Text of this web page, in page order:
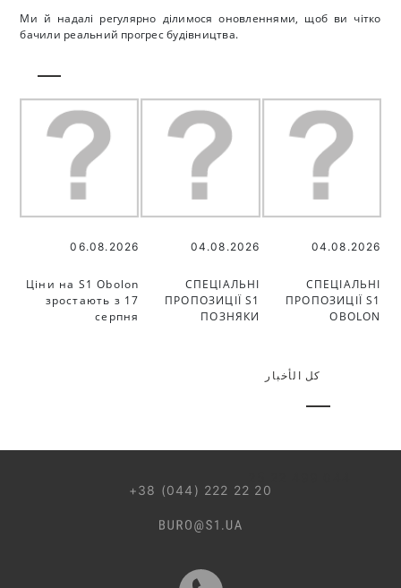
Ми й надалі регулярно ділимося оновленнями, щоб ви чітко
бачили реальний прогрес будівництва.
06.08.2026
Ціни на S1 Obolon
зростають з 17
серпня
04.08.2026
СПЕЦІАЛЬНІ
ПРОПОЗИЦІЇ S1
ПОЗНЯКИ
04.08.2026
СПЕЦІАЛЬНІ
ПРОПОЗИЦІЇ S1
OBOLON
كل الأخبار
+38 (044) 222 22 20